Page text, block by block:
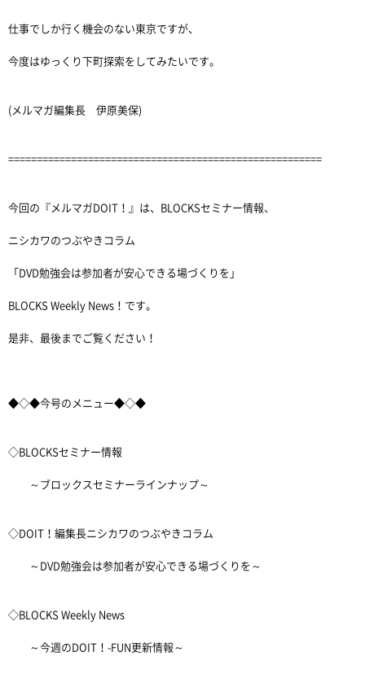
仕事でしか行く機会のない東京ですが、
今度はゆっくり下町探索をしてみたいです。
(メルマガ編集長 伊原美保)
=======================================================
今回の『メルマガDOIT！』は、BLOCKSセミナー情報、
ニシカワのつぶやきコラム
「DVD勉強会は参加者が安心できる場づくりを」
BLOCKS Weekly News！です。
是非、最後までご覧ください！
◆◇◆今号のメニュー◆◇◆
◇BLOCKSセミナー情報
～ブロックスセミナーラインナップ～
◇DOIT！編集長ニシカワのつぶやきコラム
～DVD勉強会は参加者が安心できる場づくりを～
◇BLOCKS Weekly News
～今週のDOIT！-FUN更新情報～